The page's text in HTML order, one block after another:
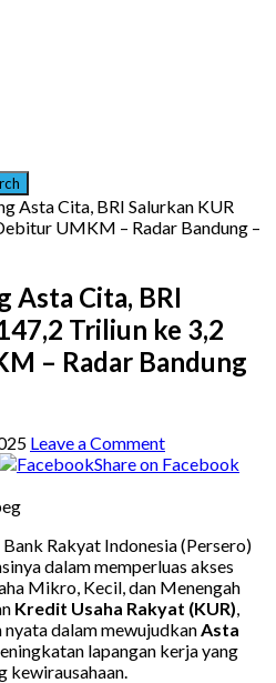
Asta Cita, BRI Salurkan KUR
UMKM – Radar Bandung –
Asta Cita, BRI
Triliun ke 3,2
– Radar Bandung
Leave a Comment
Share on Facebook
Bank Rakyat Indonesia (Persero)
dalam memperluas akses
Mikro, Kecil, dan Menengah
Kredit Usaha Rakyat (KUR),
dalam mewujudkanAsta
lapangan kerja yang
kewirausahaan.